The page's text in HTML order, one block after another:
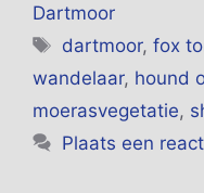
Dartmoor
Tags
dartmoor,fox
wandelaar, hound
moerasvegetatie,
Plaats een